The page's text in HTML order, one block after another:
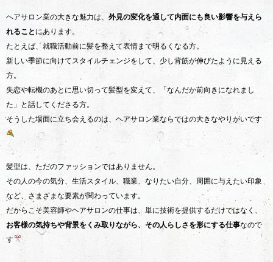
ヘアサロン業の大きな魅力は、 外見の変化を通して内面にも良い影響を与えら
れること にあります。
たとえば、就職活動前に髪を整えて表情まで明るくなる方。
新しい季節に向けてスタイルチェンジをして、少し背筋が伸びたように見える
方。
失恋や転機のあとに思い切って髪型を変えて、「なんだか前向きになれまし
た」と話してくださる方。
そうした場面に立ち会えるのは、ヘアサロン業ならではの大きなやりがいです
髪型は、ただのファッションではありません。
その人の今の気分、生活スタイル、職業、なりたい自分、周囲に与えたい印象
など、さまざまな要素が関わっています。
だからこそ美容師やヘアサロンの仕事は、単に技術を提供するだけではなく、
お客様の気持ちや背景をくみ取りながら、その人らしさを形にする仕事なので
す